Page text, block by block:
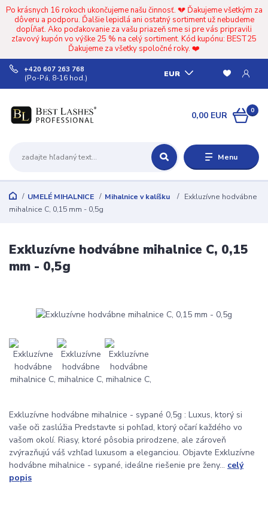
Po krásnych 16 rokoch ukončujeme našu činnosť. 💔 Ďakujeme všetkým za
dôveru a podporu. Ďalšie lepidlá ani ostatný sortiment už nebudeme
dopĺňať. Ako poďakovanie za vašu priazeň sme si pre vás pripravili
zľavový kupón vo výške 25 % na celý sortiment. Kód kupónu: BEST25
Ďakujeme za všetky spoločné roky. ❤️
Menu
EUR
+420 607 263 768
(Po-Pá, 8-16 hod.)
0
0,00 EUR
UMELÉ MIHALNICE Mihalnice v kalíšku
Exkluzívne hodvábne
mihalnice C, 0,15 mm - 0,5g
Exkluzívne hodvábne mihalnice C, 0,15
mm - 0,5g
Exkluzívne hodvábne mihalnice - sypané 0,5g : Luxus, ktorý si
vaše oči zaslúžia Predstavte si pohľad, ktorý očarí každého vo
vašom okolí. Riasy, ktoré pôsobia prirodzene, ale zároveň
zvýrazňujú váš vzhľad luxusom a eleganciou. Objavte Exkluzívne
hodvábne mihalnice - sypané, ideálne riešenie pre ženy... celý
popis